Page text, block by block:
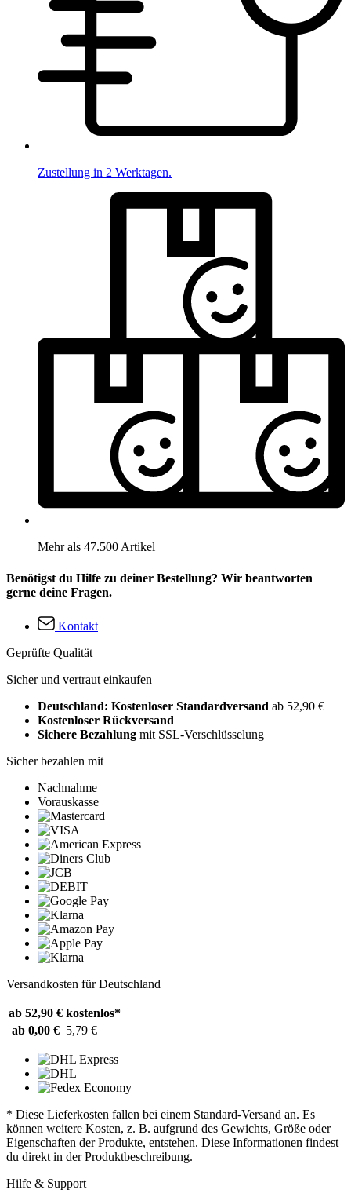
Zustellung in 2 Werktagen.
Mehr als 47.500 Artikel
Benötigst du Hilfe zu deiner Bestellung? Wir beantworten
gerne deine Fragen.
Kontakt
Geprüfte Qualität
Sicher und vertraut einkaufen
Deutschland: Kostenloser Standardversand ab 52,90 €
Kostenloser Rückversand
Sichere Bezahlung mit SSL-Verschlüsselung
Sicher bezahlen mit
Nachnahme
Vorauskasse
Versandkosten für Deutschland
ab 52,90 € kostenlos*
ab 0,00 € 5,79 €
* Diese Lieferkosten fallen bei einem Standard-Versand an. Es
können weitere Kosten, z. B. aufgrund des Gewichts, Größe oder
Eigenschaften der Produkte, entstehen. Diese Informationen findest
du direkt in der Produktbeschreibung.
Hilfe & Support